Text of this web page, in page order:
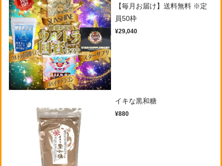
【毎月お届け】送料無料 ※定
員50枠
¥29,040
イキな黒和糖
¥880